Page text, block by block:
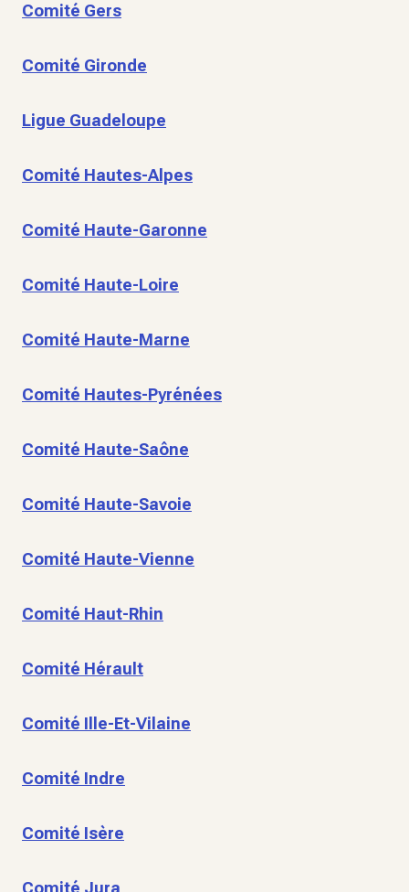
Comité Gers
Comité Gironde
Ligue Guadeloupe
Comité Hautes-Alpes
Comité Haute-Garonne
Comité Haute-Loire
Comité Haute-Marne
Comité Hautes-Pyrénées
Comité Haute-Saône
Comité Haute-Savoie
Comité Haute-Vienne
Comité Haut-Rhin
Comité Hérault
Comité Ille-Et-Vilaine
Comité Indre
Comité Isère
Comité Jura